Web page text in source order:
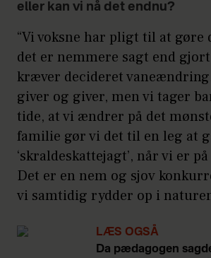
eller kan vi nå det endnu?
“Vi voksne har pligt til at gøre
det er nemmere sagt end
kræver decideret
giver og giver, men vi tager
tide, at vi ændrer på det
familie gør vi det til en leg at
‘skraldeskattejagt’, når vi er
Det er en nem og sjov
vi samtidig rydder op i
LÆS OGSÅ
Da pædagogen